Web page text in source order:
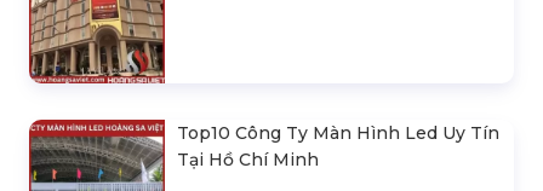
Top10 Công Ty Màn Hình Led Uy Tín
Tại Hồ Chí Minh